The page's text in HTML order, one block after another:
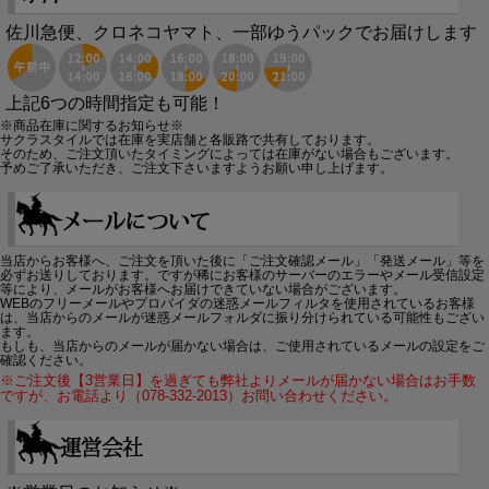
佐川急便、クロネコヤマト、一部ゆうパックでお届けします
上記6つの時間指定も可能！
※商品在庫に関するお知らせ※
サクラスタイルでは在庫を実店舗と各販路で共有しております。
そのため、ご注文頂いたタイミングによっては在庫がない場合もございます。
予めご了承いただき、ご注文下さいますようお願い申し上げます。
当店からお客様へ、ご注文を頂いた後に「ご注文確認メール」「発送メール」等を
必ずお送りしております。ですが稀にお客様のサーバーのエラーやメール受信設定
等により、メールがお客様へお届けできていない場合がございます。
WEBのフリーメールやプロバイダの迷惑メールフィルタを使用されているお客様
は、当店からのメールが迷惑メールフォルダに振り分けられている可能性もござい
ます。
もしも、当店からのメールが届かない場合は、ご使用されているメールの設定をご
確認ください。
※ご注文後【3営業日】を過ぎても弊社よりメールが届かない場合はお手数
ですが、お電話より（078-332-2013）お問い合わせください。